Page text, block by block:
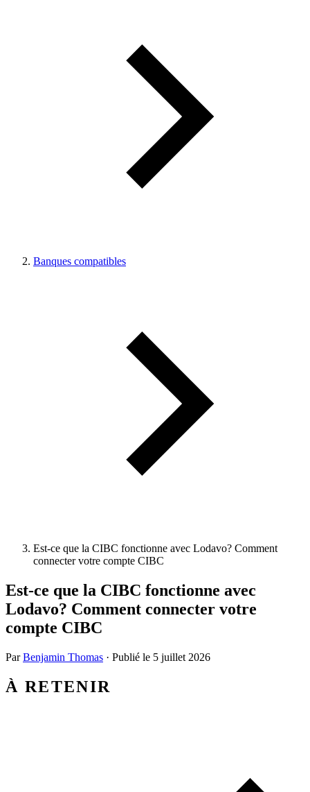
Banques compatibles
Est-ce que la CIBC fonctionne avec Lodavo? Comment
connecter votre compte CIBC
Est-ce que la CIBC fonctionne avec
Lodavo? Comment connecter votre
compte CIBC
ParBenjamin Thomas · Publié le 5 juillet 2026
À RETENIR